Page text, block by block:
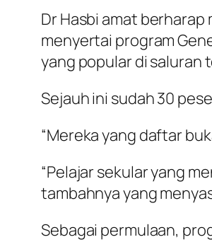
Dr Hasbi amat berharap
menyertai program
yang popular di saluran
Sejauh ini sudah 30
“Mereka yang daftar
“Pelajar sekular yang
tambahnya yang
Sebagai permulaan,